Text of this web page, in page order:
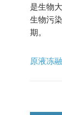
是生物
生物污
期。
原液冻